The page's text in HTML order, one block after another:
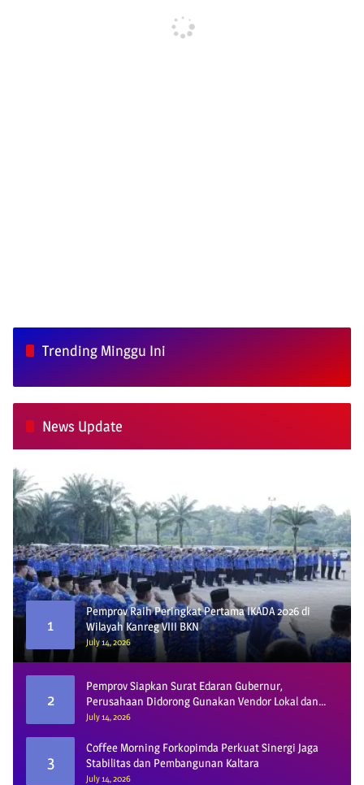
Trending Minggu Ini
News Update
1
Pemprov Raih Peringkat Pertama IKADA 2026 di
Wilayah Kanreg VIII BKN
July 14, 2026
2
Pemprov Siapkan Surat Edaran Gubernur,
Perusahaan Didorong Gunakan Vendor Lokal dan
Pelat KU
July 14, 2026
3
Coffee Morning Forkopimda Perkuat Sinergi Jaga
Stabilitas dan Pembangunan Kaltara
July 14, 2026